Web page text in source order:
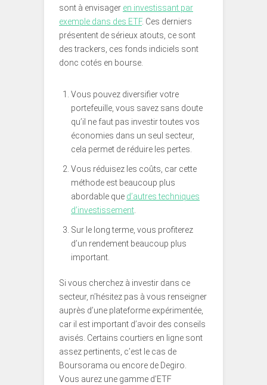
sont à envisager en investissant par
exemple dans des ETF. Ces derniers
présentent de sérieux atouts, ce sont
des trackers, ces fonds indiciels sont
donc cotés en bourse.
Vous pouvez diversifier votre
portefeuille, vous savez sans doute
qu’il ne faut pas investir toutes vos
économies dans un seul secteur,
cela permet de réduire les pertes.
Vous réduisez les coûts, car cette
méthode est beaucoup plus
abordable que d’autres techniques
d’investissement.
Sur le long terme, vous profiterez
d’un rendement beaucoup plus
important.
Si vous cherchez à investir dans ce
secteur, n’hésitez pas à vous renseigner
auprès d’une plateforme expérimentée,
car il est important d’avoir des conseils
avisés. Certains courtiers en ligne sont
assez pertinents, c’est le cas de
Boursorama ou encore de Degiro.
Vous aurez une gamme d’ETF